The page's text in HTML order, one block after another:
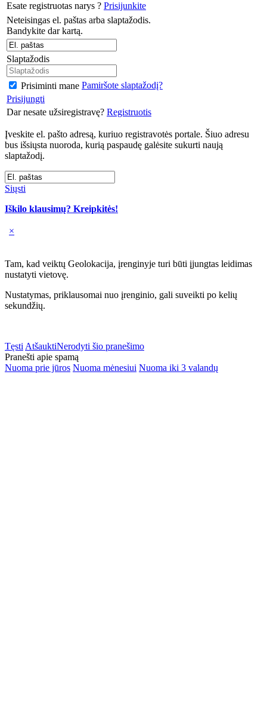
Esate registruotas narys ? Prisijunkite
Neteisingas el. paštas arba slaptažodis.
Bandykite dar kartą.
Slaptažodis
Prisiminti mane Pamiršote slaptažodį?
Prisijungti
Dar nesate užsiregistravę? Registruotis
Įveskite el. pašto adresą, kuriuo registravotės portale. Šiuo adresu
bus išsiųsta nuoroda, kurią paspaudę galėsite sukurti naują
slaptažodį.
Siųsti
Iškilo klausimų? Kreipkitės!
×
Tam, kad veiktų Geolokacija, įrenginyje turi būti įjungtas leidimas
nustatyti vietovę.
Nustatymas, priklausomai nuo įrenginio, gali suveikti po kelių
sekundžių.
Tęsti AtšauktiNerodyti šio pranešimo
Pranešti apie spamą
Nuoma prie jūros Nuoma mėnesiui Nuoma iki 3 valandų